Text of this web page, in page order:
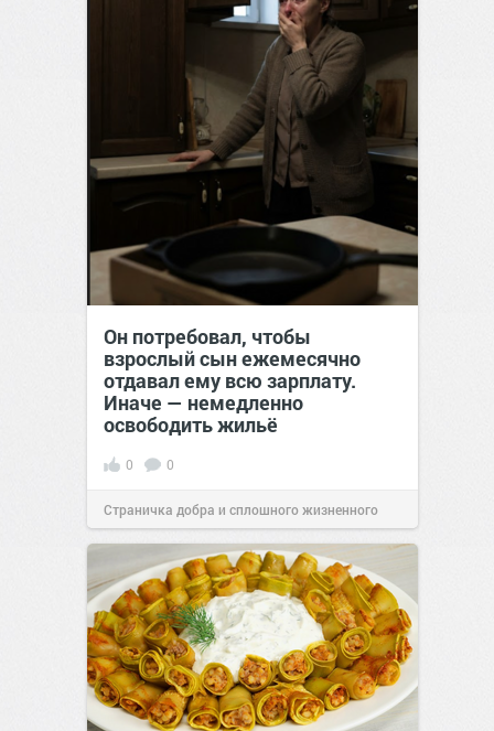
Он потребовал, чтобы
взрослый сын ежемесячно
отдавал ему всю зарплату.
Иначе — немедленно
освободить жильё
0 0
Страничка добра и сплошного жизненного
позитива!00:29Сегодня